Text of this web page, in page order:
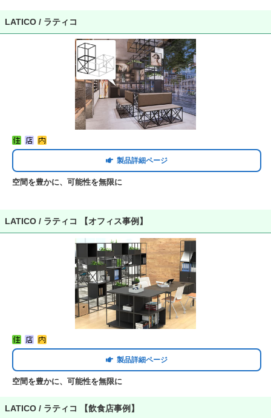
LATICO / ラティコ
製品詳細ページ
空間を豊かに、可能性を無限に
LATICO / ラティコ 【オフィス事例】
製品詳細ページ
空間を豊かに、可能性を無限に
LATICO / ラティコ 【飲食店事例】